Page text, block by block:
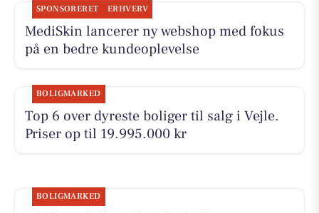
SPONSORERET ERHVERV
MediSkin lancerer ny webshop med fokus
på en bedre kundeoplevelse
BOLIGMARKED
Top 6 over dyreste boliger til salg i Vejle.
Priser op til 19.995.000 kr
BOLIGMARKED